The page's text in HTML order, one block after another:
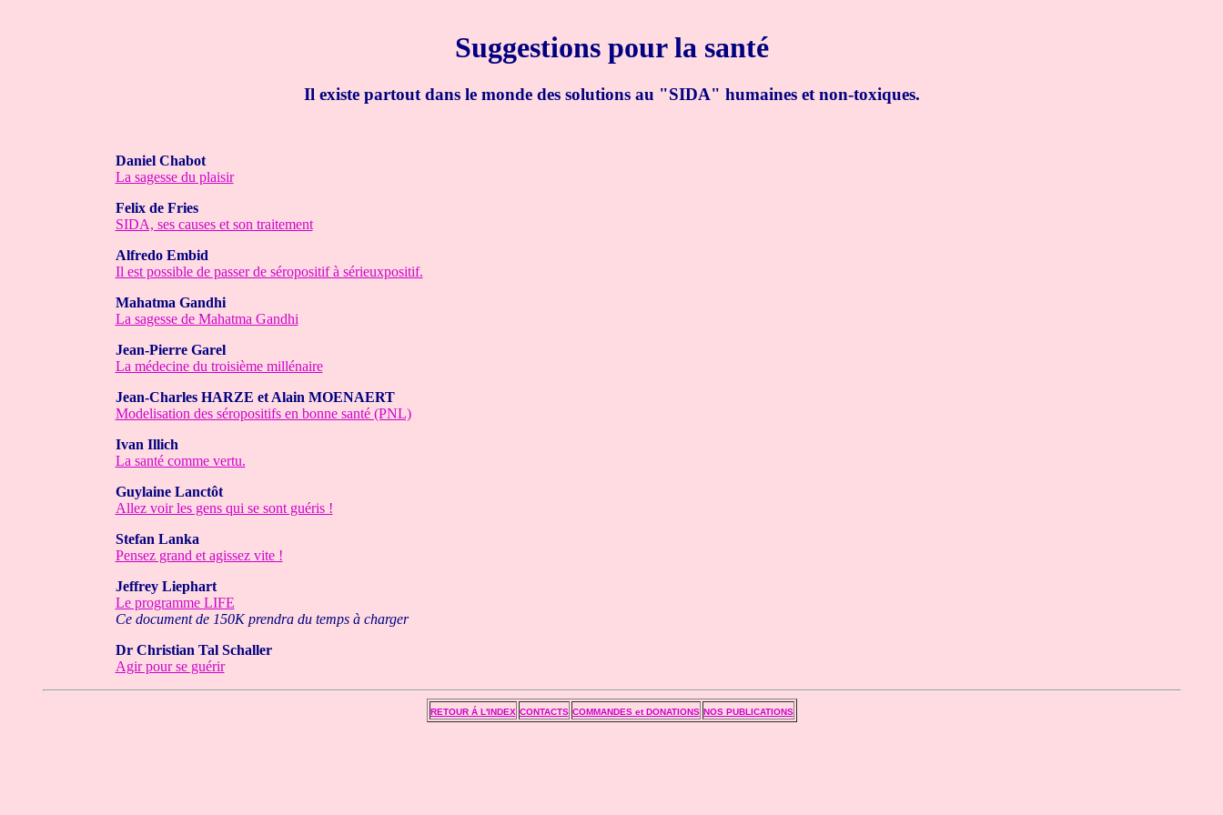
Suggestions pour la santé
Il existe partout dans le monde des solutions au "SIDA" humaines et non-toxiques.
Daniel Chabot
La sagesse du plaisir
Felix de Fries
SIDA, ses causes et son traitement
Alfredo Embid
Il est possible de passer de séropositif à sérieuxpositif.
Mahatma Gandhi
La sagesse de Mahatma Gandhi
Jean-Pierre Garel
La médecine du troisième millénaire
Jean-Charles HARZE et Alain MOENAERT
Modelisation des séropositifs en bonne santé (PNL)
Ivan Illich
La santé comme vertu.
Guylaine Lanctôt
Allez voir les gens qui se sont guéris !
Stefan Lanka
Pensez grand et agissez vite !
Jeffrey Liephart
Le programme LIFE
Ce document de 150K prendra du temps à charger
Dr Christian Tal Schaller
Agir pour se guérir
RETOUR Á L'INDEX CONTACTS COMMANDES et DONATIONS NOS PUBLICATIONS